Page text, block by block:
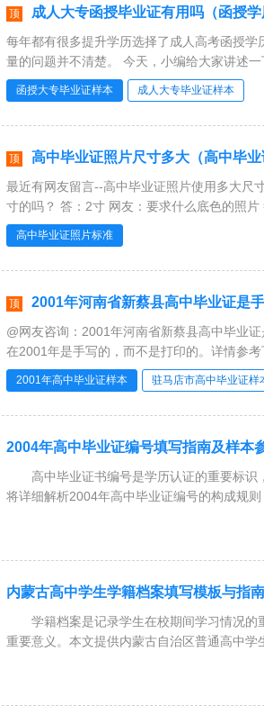
顶 成人大专函授毕业证有用吗（函授学
每年都有很多提升学历选择了成人高考函授
量的问题并不清楚。 今天，小编
函授大专毕业证样本 成人大专毕业证样本
顶 高中毕业证照片尺寸多大（高中毕业
最近有网友留言--高中毕业证照片使用多大尺
寸的吗？ 答：2寸 网友：要求什么底色的照片 答：蓝底或者红底，高中毕业证照片底没有明
确
高中毕业证照片标准
顶 2001年河南省新蔡县高中毕业证是
@网友咨询：2001年河南省新蔡县高中毕业证是手写的还是
2001年高中毕业证样本 驻马店市高中毕业证样
2004年高中毕业证编号填写指南及样本
高中毕业证书编号是学历认证的重要标识
将详细解析2004年高中毕业证编号的构成规
内蒙古高中学生学籍档案填写模板与指南
学籍档案是记录学生在校期间学习情况的
重要意义。本文提供内蒙古自治区普通高中学